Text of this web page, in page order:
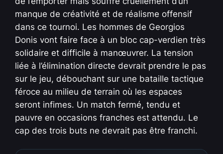
manque de créativité et de réalisme offensif
dans ce tournoi. Les hommes de Georgios
Donis vont faire face à un bloc cap-verdien très
solidaire et difficile à manœuvrer. La tension
liée à l’élimination directe devrait prendre le pas
sur le jeu, débouchant sur une bataille tactique
féroce au milieu de terrain où les espaces
seront infimes. Un match fermé, tendu et
pauvre en occasions franches est attendu. Le
cap des trois buts ne devrait pas être franchi.